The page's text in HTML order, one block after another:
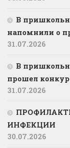
В
напомнили о
31.07.2026
В
прошел
31.07.2026
ИНФЕКЦИИ
30.07.2026